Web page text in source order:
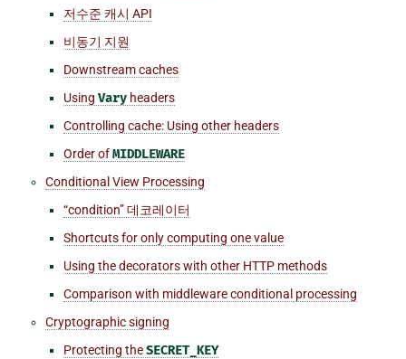
저수준 캐시 API
비동기 지원
Downstream caches
Using Vary headers
Controlling cache: Using other headers
Order ofMIDDLEWARE
Conditional View Processing
“condition” 데코레이터
Shortcuts for only computing one value
Using the decorators with other HTTP methods
Comparison with middleware conditional processing
Cryptographic signing
Protecting theSECRET_KEY